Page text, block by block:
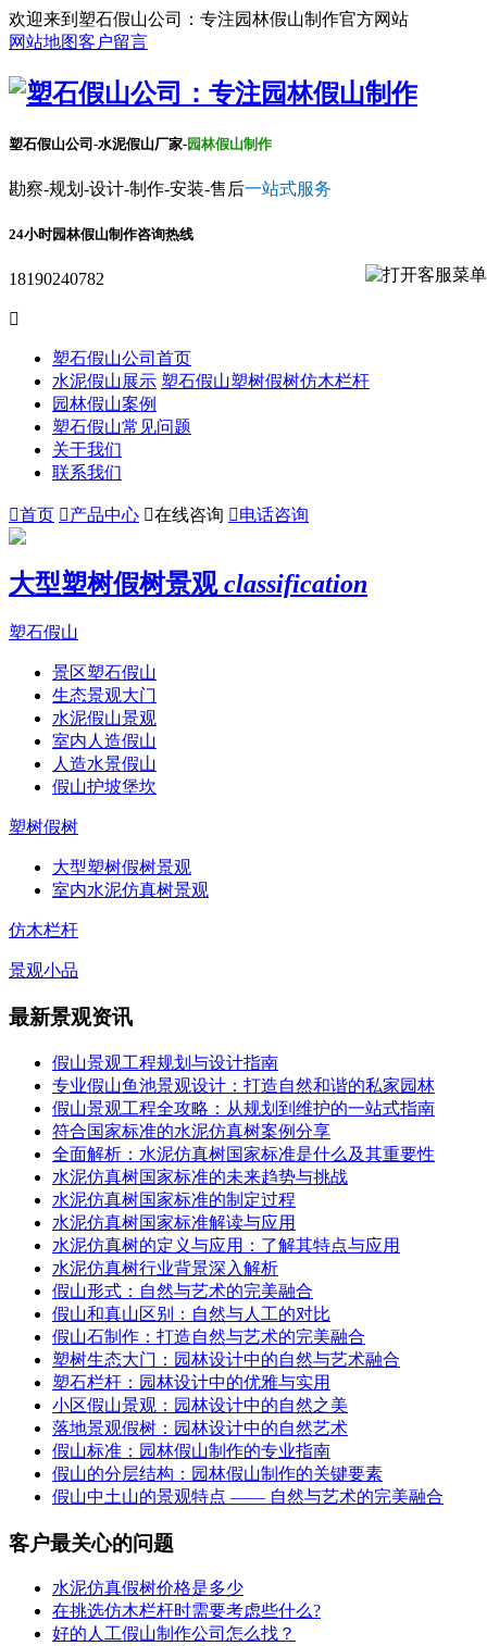
欢迎来到塑石假山公司：专注园林假山制作官方网站
网站地图客户留言
塑石假山公司-水泥假山厂家-园林假山制作
勘察-规划-设计-制作-安装-售后一站式服务
24小时园林假山制作咨询热线
18190240782

塑石假山公司首页
水泥假山展示 塑石假山塑树假树仿木栏杆
园林假山案例
塑石假山常见问题
关于我们
联系我们
首页 产品中心 在线咨询 电话咨询
大型塑树假树景观classification
塑石假山
景区塑石假山
生态景观大门
水泥假山景观
室内人造假山
人造水景假山
假山护坡堡坎
塑树假树
大型塑树假树景观
室内水泥仿真树景观
仿木栏杆
景观小品
最新景观资讯
假山景观工程规划与设计指南
专业假山鱼池景观设计：打造自然和谐的私家园林
假山景观工程全攻略：从规划到维护的一站式指南
符合国家标准的水泥仿真树案例分享
全面解析：水泥仿真树国家标准是什么及其重要性
水泥仿真树国家标准的未来趋势与挑战
水泥仿真树国家标准的制定过程
水泥仿真树国家标准解读与应用
水泥仿真树的定义与应用：了解其特点与应用
水泥仿真树行业背景深入解析
假山形式：自然与艺术的完美融合
假山和真山区别：自然与人工的对比
假山石制作：打造自然与艺术的完美融合
塑树生态大门：园林设计中的自然与艺术融合
塑石栏杆：园林设计中的优雅与实用
小区假山景观：园林设计中的自然之美
落地景观假树：园林设计中的自然艺术
假山标准：园林假山制作的专业指南
假山的分层结构：园林假山制作的关键要素
假山中土山的景观特点 —— 自然与艺术的完美融合
客户最关心的问题
水泥仿真假树价格是多少
在挑选仿木栏杆时需要考虑些什么?
好的人工假山制作公司怎么找？